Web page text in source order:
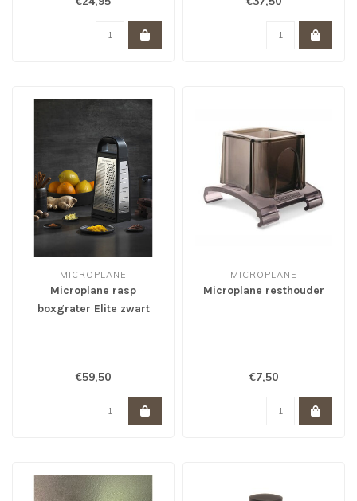
MICROPLANE
Microplane rasp
boxgrater Elite zwart
€59,50
MICROPLANE
Microplane resthouder
€7,50